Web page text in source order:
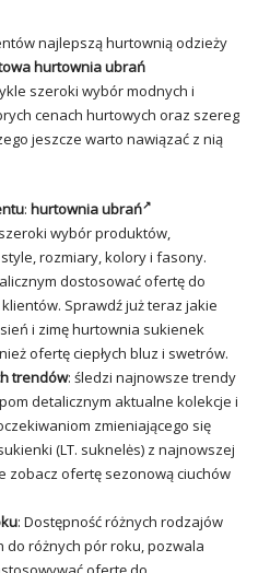
najlepszą hurtownią odzieży
hurtownia ubrań
szeroki wybór modnych i
cenach hurtowych oraz szereg
jeszcze warto nawiązać z nią
: hurtowniaubrań
wybór produktów,
rozmiary, kolory i fasony.
dostosować ofertę do
Sprawdź już teraz jakie
i zimęhurtownia sukienek
ofertę ciepłych bluz i swetrów.
trendów: śledzi najnowsze trendy
detalicznym aktualne kolekcje i
zmieniającego się
(LT. suknelės) z najnowszej
zobacz ofertę sezonową ciuchów
: Dostępność różnych rodzajów
do różnych pór roku, pozwala